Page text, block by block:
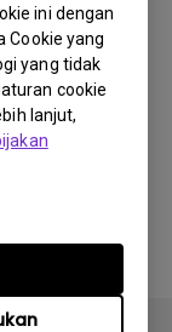
ini dengan
Cookie yang
yang tidak
cookie
lanjut,